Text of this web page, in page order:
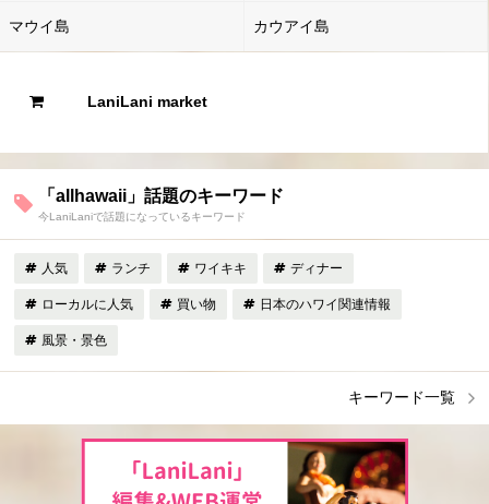
マウイ島 カウアイ島
LaniLani market
「allhawaii」話題のキーワード
今LaniLaniで話題になっているキーワード
人気 ランチ ワイキキ ディナー
ローカルに人気 買い物 日本のハワイ関連情報
風景・景色
キーワード一覧